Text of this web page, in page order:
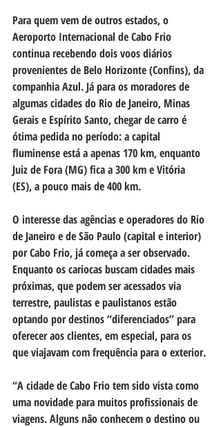
Para quem vem de outros estados, o
Aeroporto Internacional de Cabo Frio
continua recebendo dois voos diários
provenientes de Belo Horizonte (Confins), da
companhia Azul. Já para os moradores de
algumas cidades do Rio de Janeiro, Minas
Gerais e Espírito Santo, chegar de carro é
ótima pedida no período: a capital
fluminense está a apenas 170 km, enquanto
Juiz de Fora (MG) fica a 300 km e Vitória
(ES), a pouco mais de 400 km.
O interesse das agências e operadores do Rio
de Janeiro e de São Paulo (capital e interior)
por Cabo Frio, já começa a ser observado.
Enquanto os cariocas buscam cidades mais
próximas, que podem ser acessados via
terrestre, paulistas e paulistanos estão
optando por destinos “diferenciados” para
oferecer aos clientes, em especial, para os
que viajavam com frequência para o exterior.
“A cidade de Cabo Frio tem sido vista como
uma novidade para muitos profissionais de
viagens. Alguns não conhecem o destino ou